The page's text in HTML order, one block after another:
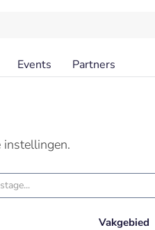
Events Partners
instellingen.
Vakgebied